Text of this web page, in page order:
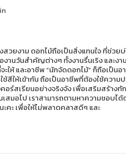
วยงาม ดอกไม้ถือเป็นสิ่งแทนใจ ที่ช่
งานวันสำคัญต่างๆ ทั้งงานรื่นเริง และ
ะให้ และอาชีพ “นักจัดดอกไม้” ก็ถือเป็
สีให้เข้ากัน ถือเป็นอาชีพที่ต้องใช้ควา
อร์สเรียนอย่างจริงจัง เพื่อเสริมสร้าง
เสมอไป เราสามารถตามหาความชอบ
คะ เพื่อให้ไม่พลาดคลาสดีๆ และ